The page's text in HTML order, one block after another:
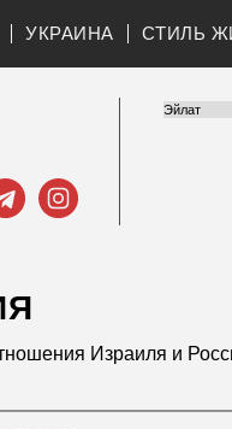
УКРАИНА СТИЛЬ
Израиля и